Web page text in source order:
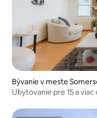
Bývanie v meste
Ubytovanie pre 15 a